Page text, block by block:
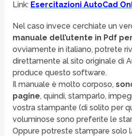
Link: Esercitazioni AutoCad
Nel caso invece cerchiate un
manuale dell’utente in Pdf
ovviamente in italiano, potrete
direttamente al sito originale di
produce questo software.
Il manuale è molto corposo,
pagine, quindi, stamparlo,
vostra stampante (di solito per
voluminose sono preferite le
Oppure potreste stampare solo